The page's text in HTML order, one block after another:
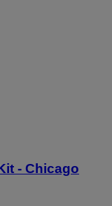
- Chicago